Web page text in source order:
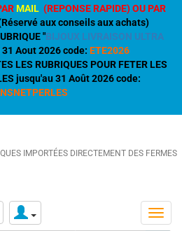
MAIL (REPONSE RAPIDE) OU PAR
aux conseils aux achats)
"BIJOUX LIVRAISON ULTRA
Aout 2026 code: ETE2026
LES RUBRIQUES POUR FETER LES
jusqu'au 31 Août 2026 code:
IMPORTÉES DIRECTEMENT DES FERMES